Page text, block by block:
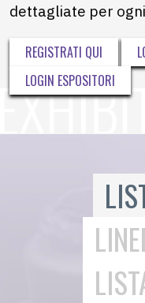
dettagliate per
REGISTRATI QUI
LOGIN ESPOSITORI